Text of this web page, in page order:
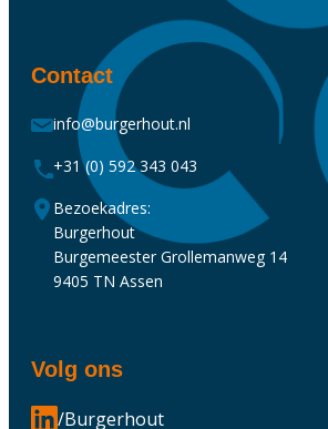
Contact
info@burgerhout.nl
+31 (0) 592 343 043
Bezoekadres:
Burgerhout
Burgemeester Grollemanweg 14
9405 TN Assen
Volg ons
/Burgerhout